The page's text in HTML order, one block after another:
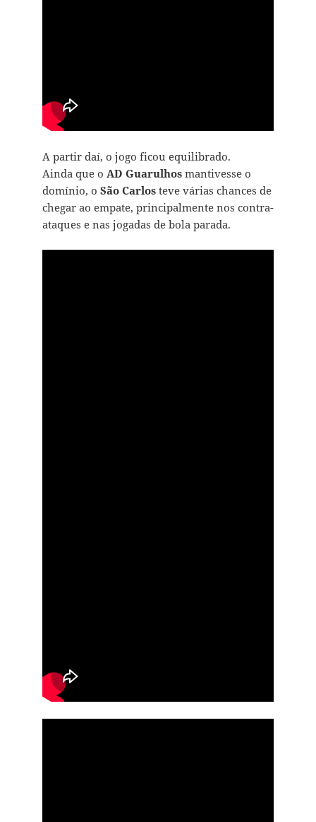
A partir daí, o jogo ficou equilibrado.
Ainda que o AD Guarulhosmantivesse o
domínio, o São Carlosteve várias chances de
chegar ao empate, principalmente nos contra-
ataques e nas jogadas de bola parada.